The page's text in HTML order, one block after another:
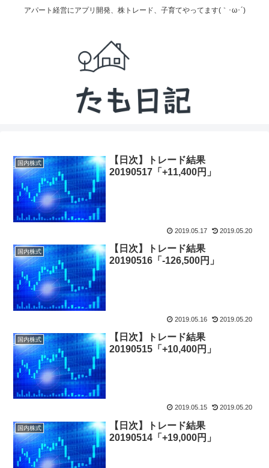
アパート経営にアプリ開発、株トレード、子育てやってます(｀･ω･´)
国内株式
【日次】トレード結果
20190517「+11,400円」
2019.05.17 2019.05.20
国内株式
【日次】トレード結果
20190516「-126,500円」
2019.05.16 2019.05.20
国内株式
【日次】トレード結果
20190515「+10,400円」
2019.05.15 2019.05.20
国内株式
【日次】トレード結果
20190514「+19,000円」